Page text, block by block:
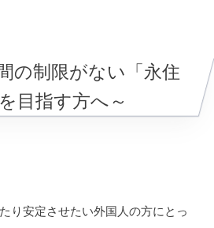
の制限がない「永住
目指す方へ～
り安定させたい外国人の方にとっ